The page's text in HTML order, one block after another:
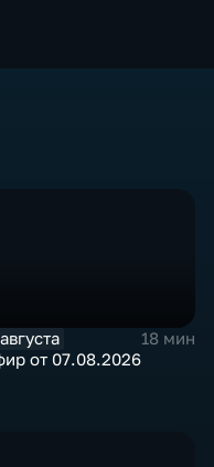
18 мин
от 07.08.2026